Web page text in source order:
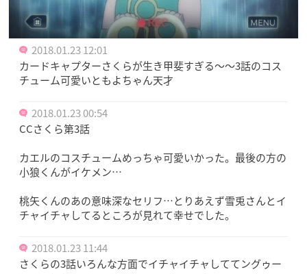
2018.01.23 12:01
カードキャプターさくらが生き甲斐すぎる〜〜3話のコス
チューム可愛いともよちゃん天才
2018.01.23 00:54
CCさくら第3話
カエルのコスチュームめっちゃ可愛いかった。最後の方の
小狼くんがイケメン…
桃矢くんのあの意味深なセリフ…とりあえず雪兎さんとイ
チャイチャしてるところが見れて幸せでした。
2018.01.23 11:44
さくらの3話いろんな方面でイチャイチャしててングゥー